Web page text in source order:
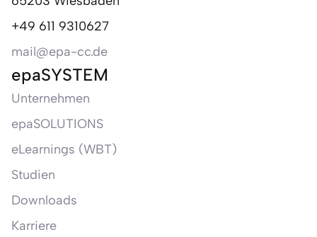
+49 611 9310627
mail@epa-cc.de
epaSYSTEM
Unternehmen
epaSOLUTIONS
eLearnings (WBT)
Studien
Downloads
Karriere